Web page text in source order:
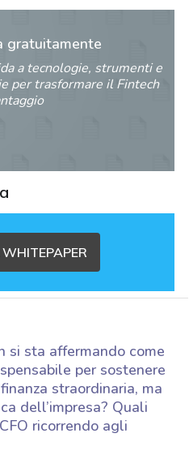
gratuitamente
a tecnologie, strumenti e
per trasformare il Fintech
si sta affermando come
per sostenere
straordinaria, ma
dell’impresa? Quali
ricorrendo agli